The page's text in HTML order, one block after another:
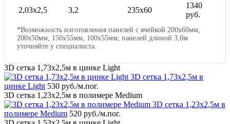
2,03x2,5
3,2 235x60
1340
руб.
*Возможность изготовления панелей с ячейкой 200х60мм,
200х50мм, 150х55мм, 100х55мм; панелей длиной 3,0м
уточняйте у специалиста.
3D сетка 1,73x2,5м в цинке Light
3D сетка 1,73x2,5м в
цинке Light 530 руб./м.пог.
3D сетка 1,23x2,5м в полимере Medium
3D сетка 1,23x2,5м в
полимере Medium 520 руб./м.пог.